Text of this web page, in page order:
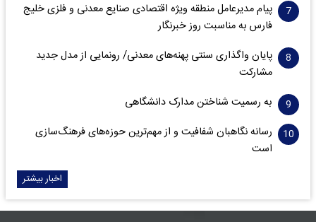
پیام مدیرعامل منطقه ویژه اقتصادی صنایع معدنی و فلزی خلیج
فارس به مناسبت روز خبرنگار‌
پایان واگذاری‌ سنتی پهنه‌های معدنی/ رونمایی از مدل جدید
مشارکت
به رسمیت شناختن مدارک دانشگاهی
رسانه نگاهبان شفافیت و از مهم‌ترین حوزه‌های فرهنگ‌سازی
است
اخبار بیشتر